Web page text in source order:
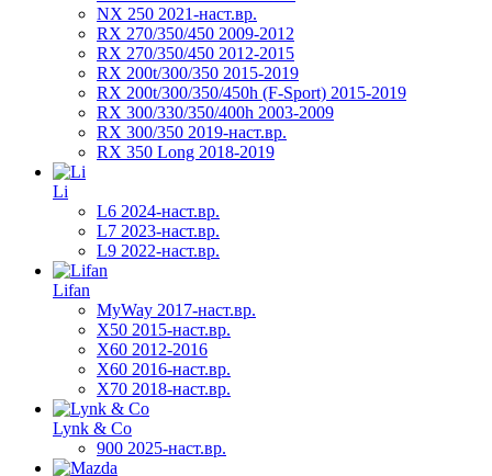
NX 250 2021-наст.вр.
RX 270/350/450 2009-2012
RX 270/350/450 2012-2015
RX 200t/300/350 2015-2019
RX 200t/300/350/450h (F-Sport) 2015-2019
RX 300/330/350/400h 2003-2009
RX 300/350 2019-наст.вр.
RX 350 Long 2018-2019
Li
L6 2024-наст.вр.
L7 2023-наст.вр.
L9 2022-наст.вр.
Lifan
MyWay 2017-наст.вр.
X50 2015-наст.вр.
X60 2012-2016
X60 2016-наст.вр.
X70 2018-наст.вр.
Lynk & Co
900 2025-наст.вр.